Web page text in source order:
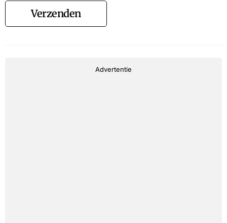
Verzenden
Advertentie